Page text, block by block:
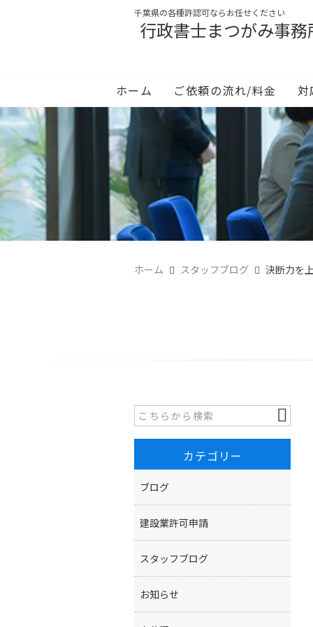
千葉県の各種許認可ならお任せください
行政書士まつがみ事務
ホーム ご依頼の流れ/料金 対
ホーム スタッフブログ 決断力を
カテゴリー
ブログ
建設業許可申請
スタッフブログ
お知らせ